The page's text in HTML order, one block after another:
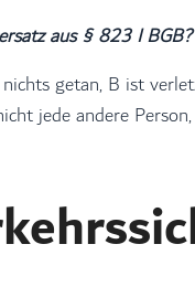
aus § 823 I BGB?
getan, B ist
jede andere